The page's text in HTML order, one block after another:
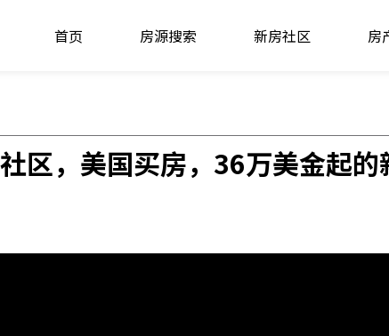
首页 房源搜索 新房社区 房
区，美国买房，36万美金起的